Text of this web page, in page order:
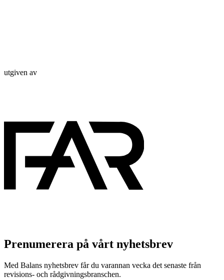
utgiven av
Prenumerera på vårt nyhetsbrev
Med Balans nyhetsbrev får du varannan vecka det senaste från
revisions- och rådgivningsbranschen.